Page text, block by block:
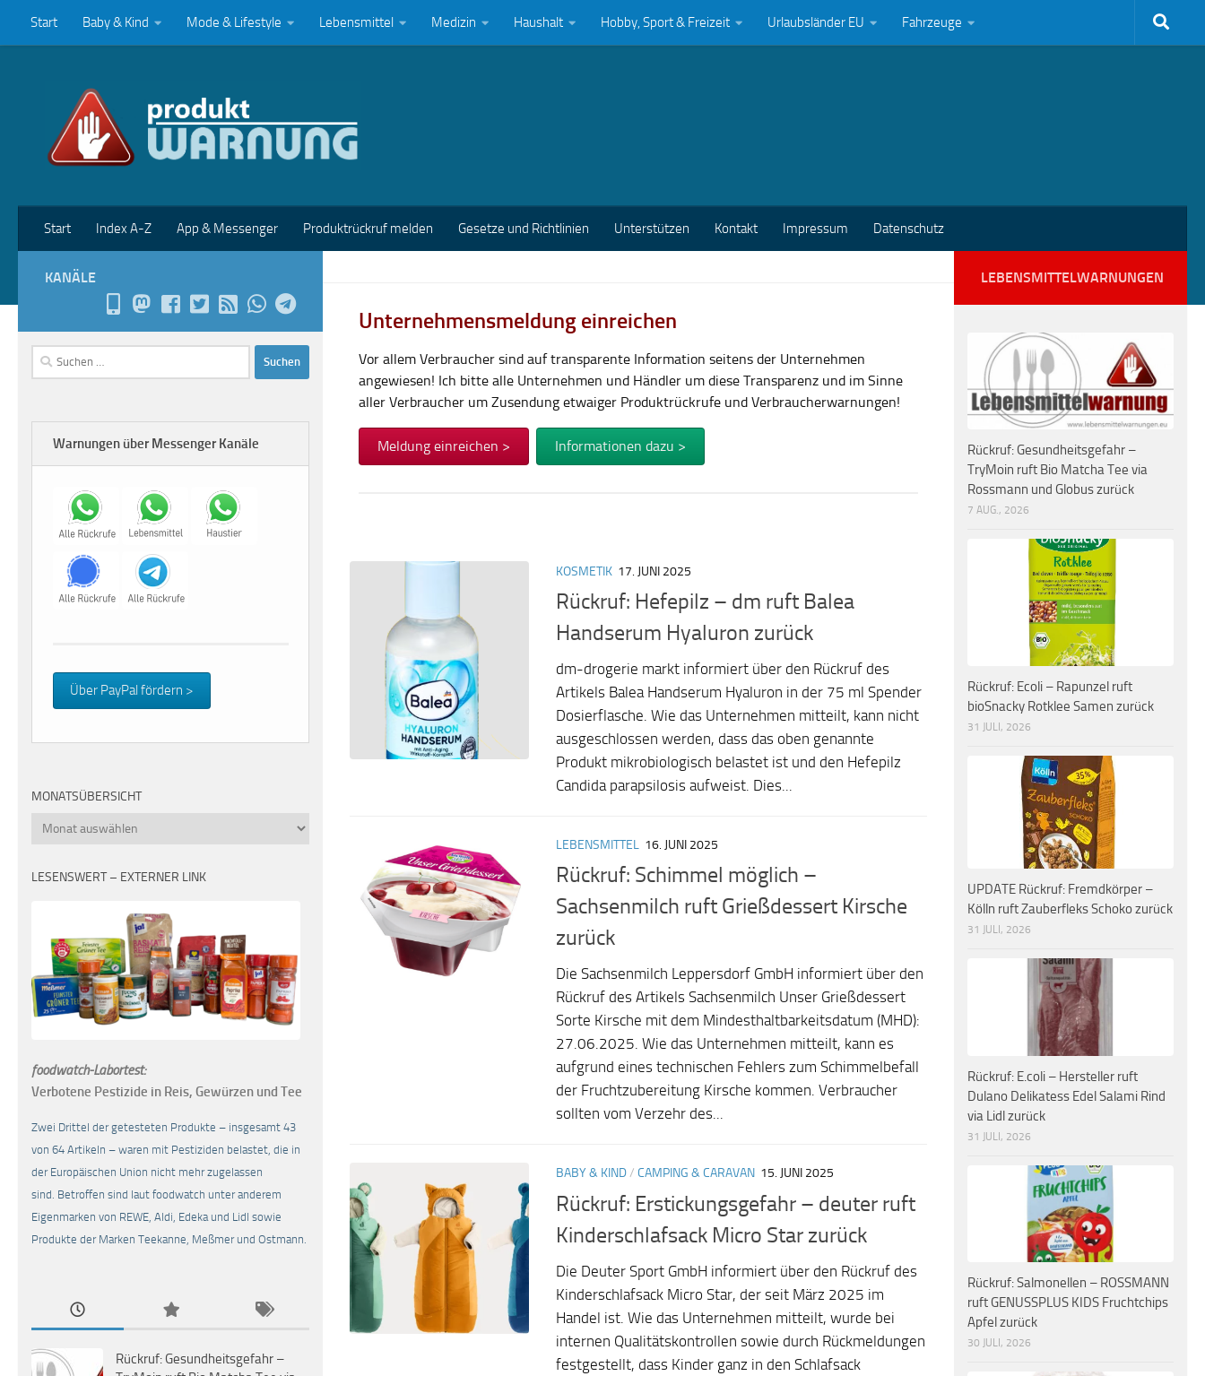
Zum Inhalt springen
Start Baby & Kind Mode & Lifestyle Lebensmittel Medizin Haushalt Hobby, Sport & Freizeit Urlaubsländer EU Fahrzeuge
Start Index A-Z App & Messenger Produktrückruf melden Gesetze und Richtlinien Unterstützen Kontakt Impressum Datenschutz
Unternehmensmeldung einreichen
Vor allem Verbraucher sind auf transparente Information seitens der Unternehmen
angewiesen! Ich bitte alle Unternehmen und Händler um diese Transparenz und im Sinne
aller Verbraucher um Zusendung etwaiger Produktrückrufe und Verbraucherwarnungen!
Meldung einreichen > Informationen dazu >
KOSMETIK 17. JUNI 2025
Rückruf: Hefepilz – dm ruft Balea
Handserum Hyaluron zurück
dm-drogerie markt informiert über den Rückruf des
Artikels Balea Handserum Hyaluron in der 75 ml Spender
Dosierflasche. Wie das Unternehmen mitteilt, kann nicht
ausgeschlossen werden, dass das oben genannte
Produkt mikrobiologisch belastet ist und den Hefepilz
Candida parapsilosis aufweist. Dies...
LEBENSMITTEL 16. JUNI 2025
Rückruf: Schimmel möglich –
Sachsenmilch ruft Grießdessert Kirsche
zurück
Die Sachsenmilch Leppersdorf GmbH informiert über den
Rückruf des Artikels Sachsenmilch Unser Grießdessert
Sorte Kirsche mit dem Mindesthaltbarkeitsdatum (MHD):
27.06.2025. Wie das Unternehmen mitteilt, kann es
aufgrund eines technischen Fehlers zum Schimmelbefall
der Fruchtzubereitung Kirsche kommen. Verbraucher
sollten vom Verzehr des...
BABY & KIND/ CAMPING & CARAVAN 15. JUNI 2025
Rückruf: Erstickungsgefahr – deuter ruft
Kinderschlafsack Micro Star zurück
Die Deuter Sport GmbH informiert über den Rückruf des
Kinderschlafsack Micro Star, der seit März 2025 im
Handel ist. Wie das Unternehmen mitteilt, wurde bei
internen Qualitätskontrollen sowie durch Rückmeldungen
festgestellt, dass Kinder ganz in den Schlafsack
KANÄLE
Suchen
nach:
Warnungen über Messenger Kanäle
Über PayPal fördern >
MONATSÜBERSICHT
Monatsübersicht
LESENSWERT – EXTERNER LINK
foodwatch-Labortest:
Verbotene Pestizide in Reis, Gewürzen und Tee
Zwei Drittel der getesteten Produkte – insgesamt 43
von 64 Artikeln – waren mit Pestiziden belastet, die in
der Europäischen Union nicht mehr zugelassen
sind. Betroffen sind laut foodwatch unter anderem
Eigenmarken von REWE, Aldi, Edeka und Lidl sowie
Produkte der Marken Teekanne, Meßmer und Ostmann.
Rückruf: Gesundheitsgefahr –
LEBENSMITTELWARNUNGEN
Rückruf: Gesundheitsgefahr –
TryMoin ruft Bio Matcha Tee via
Rossmann und Globus zurück
7 AUG., 2026
Rückruf: Ecoli – Rapunzel ruft
bioSnacky Rotklee Samen zurück
31 JULI, 2026
UPDATE Rückruf: Fremdkörper –
Kölln ruft Zauberfleks Schoko zurück
31 JULI, 2026
Rückruf: E.coli – Hersteller ruft
Dulano Delikatess Edel Salami Rind
via Lidl zurück
31 JULI, 2026
Rückruf: Salmonellen – ROSSMANN
ruft GENUSSPLUS KIDS Fruchtchips
Apfel zurück
30 JULI, 2026